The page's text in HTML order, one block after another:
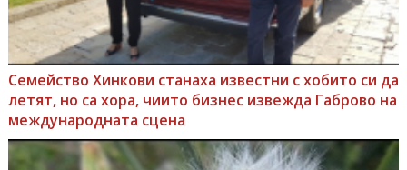
Семейство Хинкови станаха известни с хобито си да
летят, но са хора, чиито бизнес извежда Габрово на
международната сцена